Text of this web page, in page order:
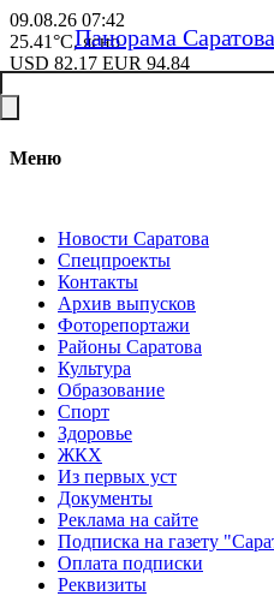
09.08.26 07:42
25.41°C, ясно
USD 82.17 EUR 94.84
Меню
Новости Саратова
Спецпроекты
Контакты
Архив выпусков
Фоторепортажи
Районы Саратова
Культура
Образование
Спорт
Здоровье
ЖКХ
Из пеpвых уст
Документы
Реклама на сайте
Подписка на газету
Оплата подписки
Реквизиты
Панорама Саратова